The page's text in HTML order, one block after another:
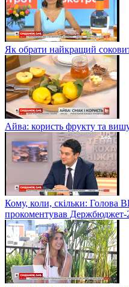
Як обрати найкращий
Айва: користь фрукту та
Кому, коли, скільки: Голова
прокоментував Держбюджет-